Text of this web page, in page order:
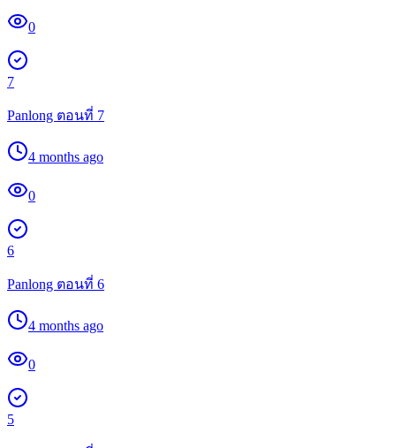
0
7
Panlong ตอนที่ 7
4 months ago
0
6
Panlong ตอนที่ 6
4 months ago
0
5